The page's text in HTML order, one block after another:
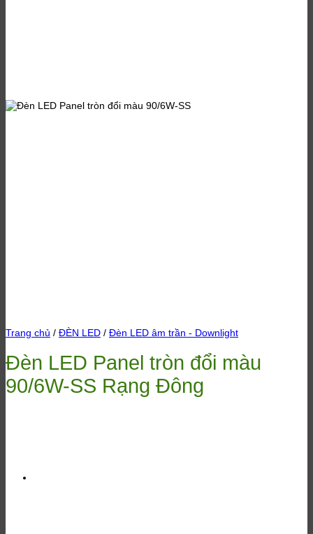
Trang chủ / ĐÈN LED / Đèn LED âm trần - Downlight
Đèn LED Panel tròn đổi màu
90/6W-SS Rạng Đông